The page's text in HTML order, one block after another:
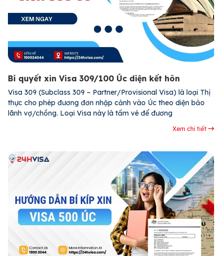
Bí quyết xin Visa 309/100 Úc diện kết hôn
Visa 309 (Subclass 309 – Partner/Provisional Visa) là loại Thị
thực cho phép đương đơn nhập cảnh vào Úc theo diện bảo
lãnh vợ/chồng. Loại Visa này là tấm vé để đương
Xem chi tiết